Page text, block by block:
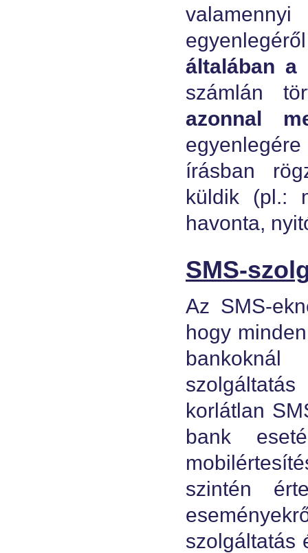
általában a
számlán
azonnal
írásban
küldik (pl.:
havonta,
SMS-
Az SMS-
hogy
korlátlan
bank
szintén
szolgáltatás